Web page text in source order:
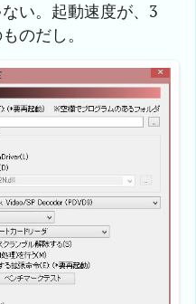
い。起動速度が、3
のだし。